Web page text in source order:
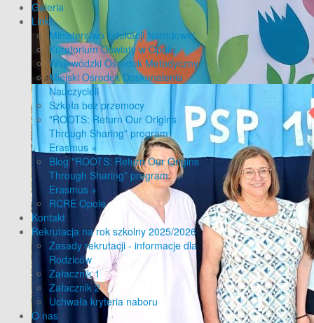
Galeria
Linki
Ministerstwo Edukacji Narodowej
Kuratorium Oświaty w Opolu
Wojewódzki Ośrodek Metodyczny
Miejski Ośrodek Doskonalenia
Nauczycieli
Szkoła bez przemocy
"ROOTS: Return Our Origins
Through Sharing” program
Erasmus +
Blog "ROOTS: Return Our Origins
Through Sharing” program
Erasmus +
RCRE Opole
Kontakt
Rekrutacja na rok szkolny 2025/2026
Zasady rekrutacji - informacje dla
Rodziców
Załacznik 1
Załacznik 2
Uchwała kryteria naboru
O nas